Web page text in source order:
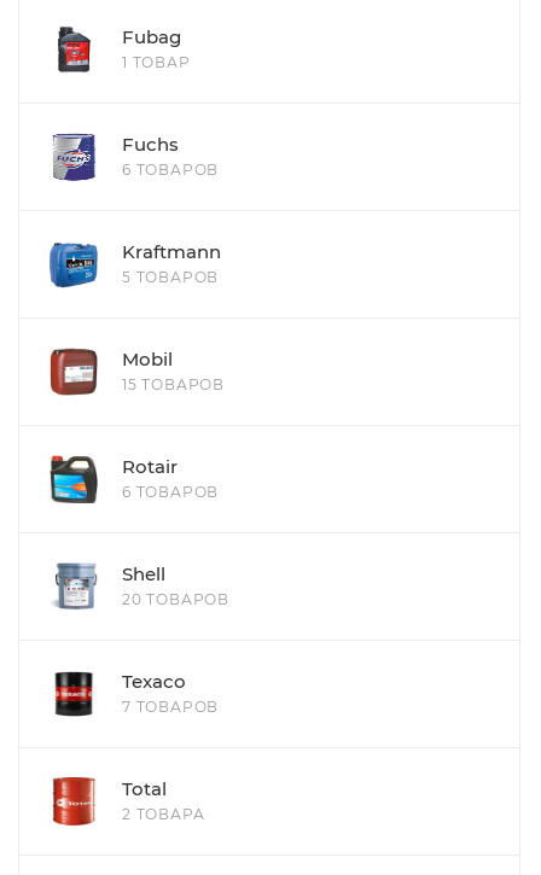
Fubag
1 ТОВАР
Fuchs
6 ТОВАРОВ
Kraftmann
5 ТОВАРОВ
Mobil
15 ТОВАРОВ
Rotair
6 ТОВАРОВ
Shell
20 ТОВАРОВ
Texaco
7 ТОВАРОВ
Total
2 ТОВАРА